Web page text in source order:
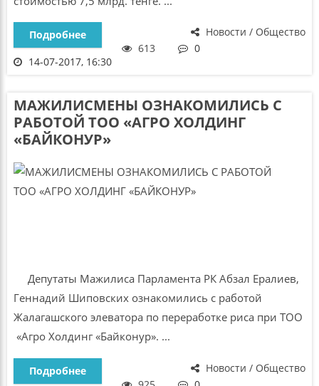
Новости / Общество
Подробнее
613
0
14-07-2017, 16:30
МАЖИЛИСМЕНЫ ОЗНАКОМИЛИСЬ С
РАБОТОЙ ТОО «АГРО ХОЛДИНГ
«БАЙКОНУР»
Депутаты Мажилиса Парламента РК Абзал Ералиев,
Геннадий Шиповских ознакомились с работой
Жалагашского элеватора по переработке риса при ТОО
«Агро Холдинг «Байконур». ...
Новости / Общество
Подробнее